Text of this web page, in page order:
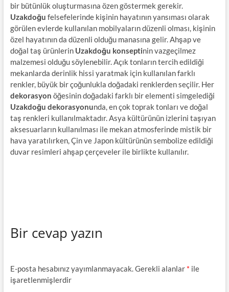
bir bütünlük oluşturmasına özen göstermek gerekir.
Uzakdoğu felsefelerinde kişinin hayatının yansıması olarak
görülen evlerde kullanılan mobilyaların düzenli olması, kişinin
özel hayatının da düzenli olduğu manasına gelir. Ahşap ve
doğal taş ürünlerinUzakdoğu konseptinin vazgeçilmez
malzemesi olduğu söylenebilir. Açık tonların tercih edildiği
mekanlarda derinlik hissi yaratmak için kullanılan farklı
renkler, büyük bir çoğunlukla doğadaki renklerden seçilir. Her
dekorasyon öğesinin doğadaki farklı bir elementi simgelediği
Uzakdoğu dekorasyonunda, en çok toprak tonları ve doğal
taş renkleri kullanılmaktadır. Asya kültürünün izlerini taşıyan
aksesuarların kullanılması ile mekan atmosferinde mistik bir
hava yaratılırken, Çin ve Japon kültürünün sembolize edildiği
duvar resimleri ahşap çerçeveler ile birlikte kullanılır.
Bir cevap yazın
E-posta hesabınız yayımlanmayacak.Gerekli alanlar * ile
işaretlenmişlerdir